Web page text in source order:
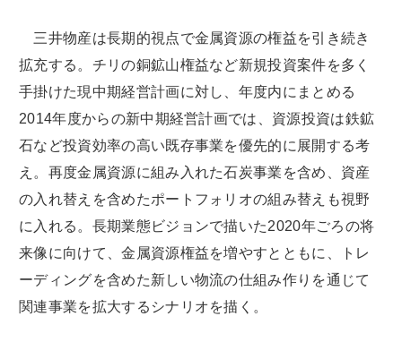
三井物産は長期的視点で金属資源の権益を引き続き
拡充する。チリの銅鉱山権益など新規投資案件を多く
手掛けた現中期経営計画に対し、年度内にまとめる
2014年度からの新中期経営計画では、資源投資は鉄鉱
石など投資効率の高い既存事業を優先的に展開する考
え。再度金属資源に組み入れた石炭事業を含め、資産
の入れ替えを含めたポートフォリオの組み替えも視野
に入れる。長期業態ビジョンで描いた2020年ごろの将
来像に向けて、金属資源権益を増やすとともに、トレ
ーディングを含めた新しい物流の仕組み作りを通じて
関連事業を拡大するシナリオを描く。